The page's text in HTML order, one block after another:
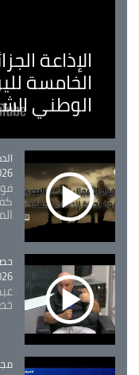
الإذاعة
الخامسة
الوطني